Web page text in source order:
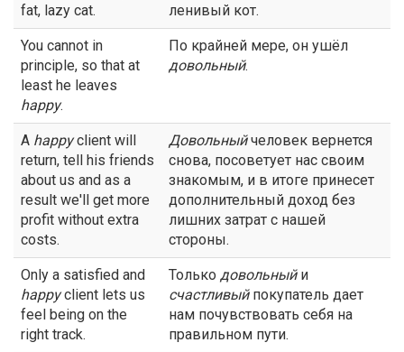
fat, lazy cat.
ленивый кот.
You cannot in
principle, so that at
least he leaves
happy.
По крайней мере, он ушёл
довольный.
A happyclient will
return, tell his friends
about us and as a
result we'll get more
profit without extra
costs.
Довольныйчеловек вернется
снова, посоветует нас своим
знакомым, и в итоге принесет
дополнительный доход без
лишних затрат с нашей
стороны.
Only a satisfied and
happyclient lets us
feel being on the
right track.
Только довольныйи
счастливыйпокупатель дает
нам почувствовать себя на
правильном пути.